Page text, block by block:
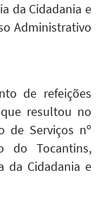
da Cidadania e
Administrativo
de refeições
resultou no
de Serviços nº
do Tocantins,
da Cidadania e